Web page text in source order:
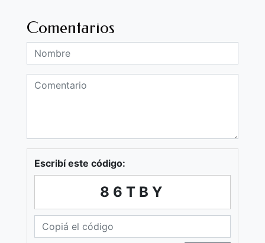
Comentarios
Escribí este código:
86TBY